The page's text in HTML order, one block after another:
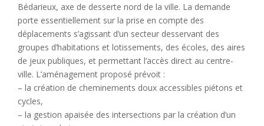
Bédarieux, axe de desserte nord de la ville. La demande
porte essentiellement sur la prise en compte des
déplacements s’agissant d’un secteur desservant des
groupes d’habitations et lotissements, des écoles, des aires
de jeux publiques, et permettant l’accès direct au centre-
ville. L’aménagement proposé prévoit :
– la création de cheminements doux accessibles piétons et
cycles,
– la gestion apaisée des intersections par la création d’un